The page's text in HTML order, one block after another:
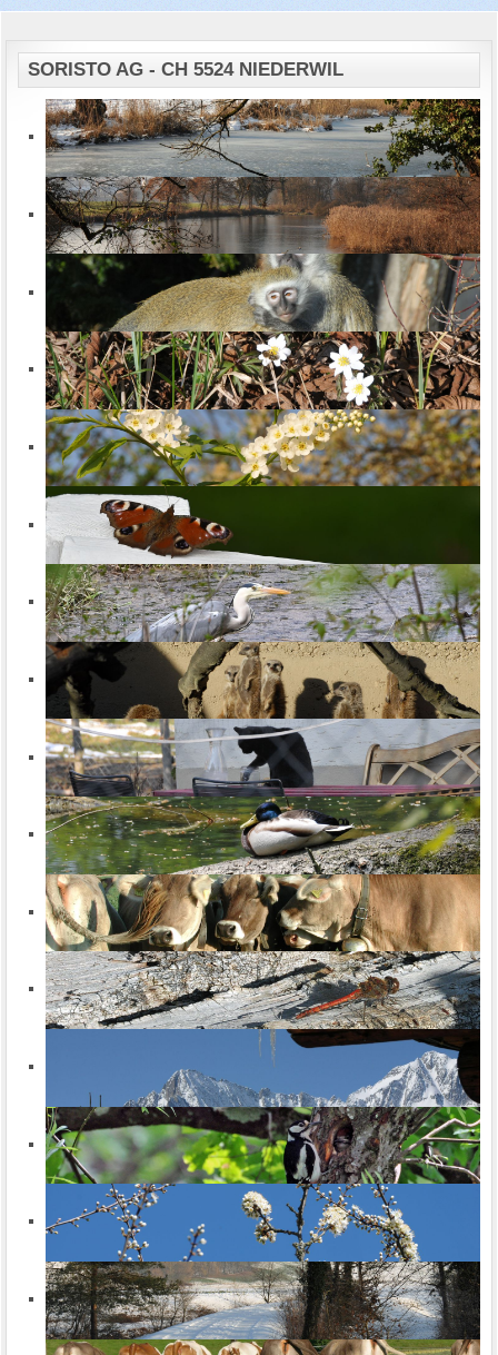
SORISTO AG - CH 5524 NIEDERWIL